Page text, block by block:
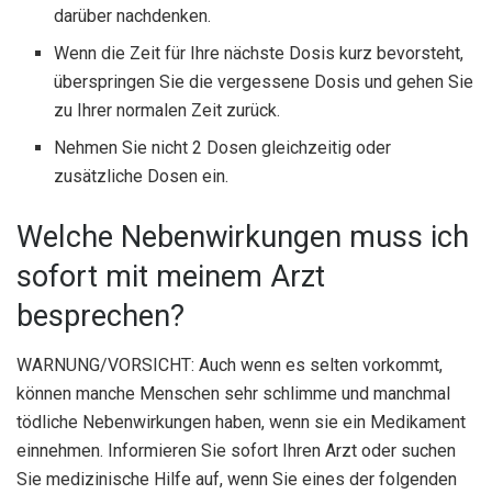
darüber nachdenken.
Wenn die Zeit für Ihre nächste Dosis kurz bevorsteht,
überspringen Sie die vergessene Dosis und gehen Sie
zu Ihrer normalen Zeit zurück.
Nehmen Sie nicht 2 Dosen gleichzeitig oder
zusätzliche Dosen ein.
Welche Nebenwirkungen muss ich
sofort mit meinem Arzt
besprechen?
WARNUNG/VORSICHT: Auch wenn es selten vorkommt,
können manche Menschen sehr schlimme und manchmal
tödliche Nebenwirkungen haben, wenn sie ein Medikament
einnehmen. Informieren Sie sofort Ihren Arzt oder suchen
Sie medizinische Hilfe auf, wenn Sie eines der folgenden